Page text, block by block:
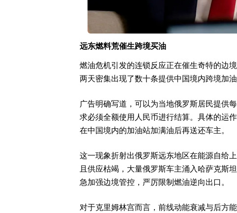
远东燃料荒催生跨境买油
燃油危机引发的连锁反应正在催生奇特的边
两天密集出现了数十条提供中国境内跨境加油
广告明确写道，可以为当地俄罗斯居民提供
求必须全额使用人民币进行结算。具体的运
在中国境内的加油站加满油后再送还车主。
这一现象折射出俄罗斯远东地区在能源自给
且供应枯竭，大量俄罗斯车主涌入哈萨克斯
急加强边境管控，严厉限制燃油逆向出口。
对于克里姆林宫而言，前线动能衰减与后方